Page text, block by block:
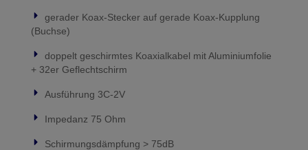
gerader Koax-Stecker auf gerade Koax-Kupplung
(Buchse)
doppelt geschirmtes Koaxialkabel mit Aluminiumfolie
+ 32er Geflechtschirm
Ausführung 3C-2V
Impedanz 75 Ohm
Schirmungsdämpfung > 75dB